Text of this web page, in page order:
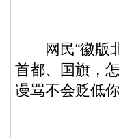
网民“徽版北
首都、国旗，
谩骂不会贬低